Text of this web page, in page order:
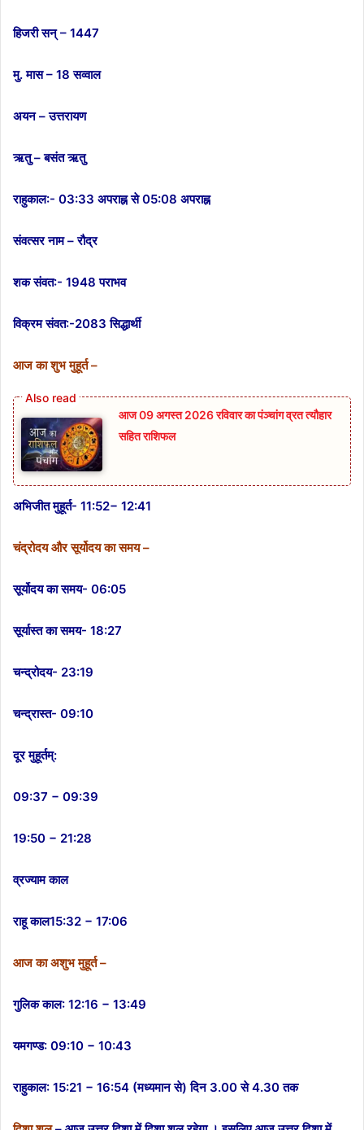
हिजरी सन् – 1447
मु. मास – 18 सव्वाल
अयन – उत्तरायण
ऋतु – बसंत ऋतु
राहुकाल:- 03:33 अपराह्न से 05:08 अपराह्न
संवत्सर नाम – रौद्र
शक संवत:- 1948 पराभव
विक्रम संवत:-2083 सिद्धार्थी
आज का शुभ मुहूर्त –
आज 09 अगस्त 2026 रविवार का पंञ्चांग व्रत त्यौहार
सहित राशिफल
अभिजीत मुहूर्त- 11:52− 12:41
चंद्रोदय और सूर्योदय का समय –
सूर्योदय का समय- 06:05
सूर्यास्त का समय- 18:27
चन्द्रोदय- 23:19
चन्द्रास्त- 09:10
दूर मुहूर्तम्:
09:37 − 09:39
19:50 − 21:28
व्रज्याम काल
राहू काल15:32 − 17:06
आज का अशुभ मुहूर्त –
गुलिक काल: 12:16 − 13:49
यमगण्ड: 09:10 − 10:43
राहुकाल: 15:21 − 16:54 (मध्यमान से) दिन 3.00 से 4.30 तक